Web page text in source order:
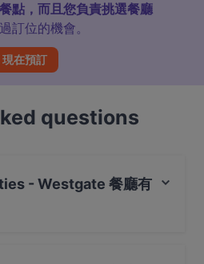
點，而且您負責挑選餐廳
訂位的機會。
現在預訂
questions
- Westgate 餐廳有